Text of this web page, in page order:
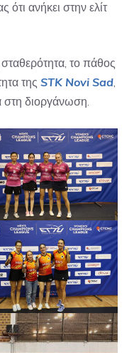
ότι ανήκει στην ελίτ
το πάθος
της STK Novi Sad,
στη διοργάνωση.